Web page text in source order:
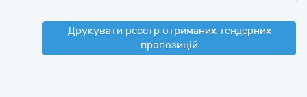
Друкувати реєстр отриманих тендерних
пропозицій